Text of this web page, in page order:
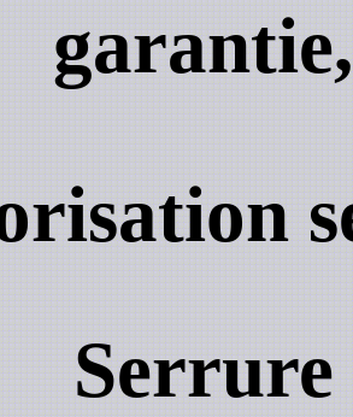
garantie,
Serrure